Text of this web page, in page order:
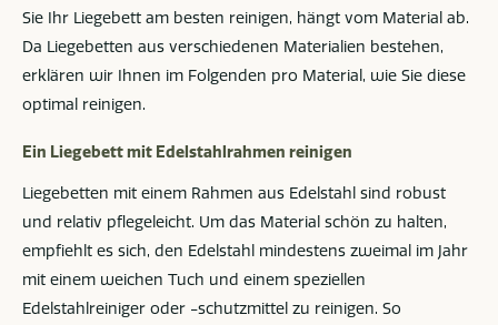
Sie Ihr Liegebett am besten reinigen, hängt vom Material ab.
Da Liegebetten aus verschiedenen Materialien bestehen,
erklären wir Ihnen im Folgenden pro Material, wie Sie diese
optimal reinigen.
Ein Liegebett mit Edelstahlrahmen reinigen
Liegebetten mit einem Rahmen aus Edelstahl sind robust
und relativ pflegeleicht. Um das Material schön zu halten,
empfiehlt es sich, den Edelstahl mindestens zweimal im Jahr
mit einem weichen Tuch und einem speziellen
Edelstahlreiniger oder -schutzmittel zu reinigen. So